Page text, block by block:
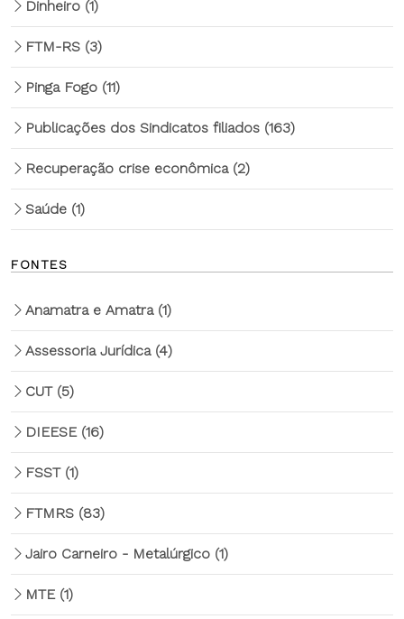
Dinheiro (1)
FTM-RS (3)
Pinga Fogo (11)
Publicações dos Sindicatos filiados (163)
Recuperação crise econômica (2)
Saúde (1)
FONTES
Anamatra e Amatra (1)
Assessoria Jurídica (4)
CUT (5)
DIEESE (16)
FSST (1)
FTMRS (83)
Jairo Carneiro - Metalúrgico (1)
MTE (1)